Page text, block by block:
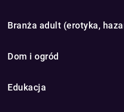
Branża adult (erotyka,
Dom i ogród
Edukacja